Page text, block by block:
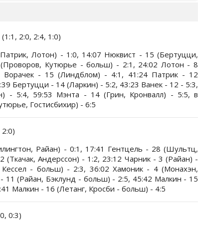
2:0, 2:4, 1:0)
Лотон) - 1:0, 14:07 Нюквист - 15 (Бертуцци,
Кутюрье - больш) - 2:1, 24:02 Лотон - 8
Ворачек - 15 (Линдблом) - 4:1, 41:24 Патрик - 12
Бертуцци - 14 (Ларкин) - 5:2, 43:23 Ванек - 12 - 5:3,
- 5:4, 59:53 Мэнта - 14 (Грин, Кронвалл) - 5:5, в
Гостисбихир) - 6:5
2:0)
Райан) - 0:1, 17:41 Гентцель - 28 (Шультц,
(Ткачак, Андерссон) - 1:2, 23:12 Чарник - 3 (Райан) -
- больш) - 2:3, 36:02 Хамоник - 4 (Монахэн,
11 (Райан, Бэклунд - больш) - 2:5, 45:42 Малкин - 15
Малкин - 16 (Летанг, Кросби - больш) - 4:5
0:3)